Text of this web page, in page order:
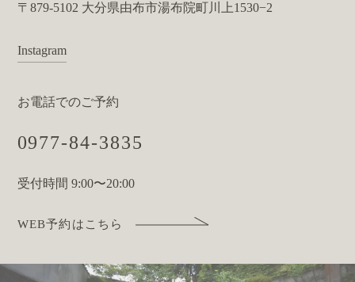
〒879-5102 大分県由布市湯布院町川上1530−2
Instagram
お電話でのご予約
0977-84-3835
受付時間 9:00〜20:00
WEB予約はこちら